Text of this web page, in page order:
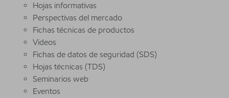
Hojas informativas
Perspectivas del mercado
Fichas técnicas de productos
Videos
Fichas de datos de seguridad (SDS)
Hojas técnicas (TDS)
Seminarios web
Eventos